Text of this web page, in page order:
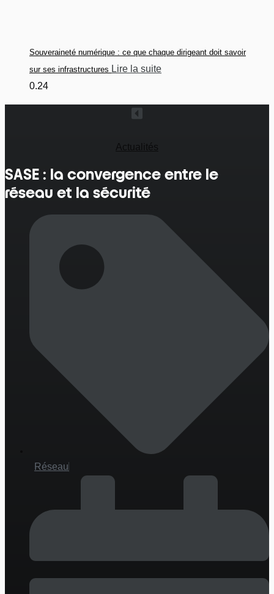
Souveraineté numérique : ce que chaque dirigeant doit savoir
sur ses infrastructures Lire la suite
Actualités
SASE : la convergence entre le
réseau et la sécurité
Réseau